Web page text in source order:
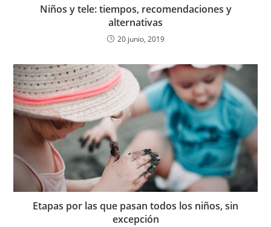
Niños y tele: tiempos, recomendaciones y
alternativas
20 junio, 2019
Etapas por las que pasan todos los niños, sin
excepción